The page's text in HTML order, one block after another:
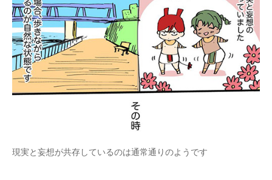
現実と妄想が共存しているのは通常通りのようです